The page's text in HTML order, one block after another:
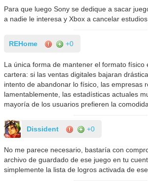
Para que luego Sony se dedique a sacar
a nadie le interesa y Xbox a cancelar
REHome +0
La única forma de mantener el formato físico
cartera: si las ventas digitales bajaran
intento de abandonar lo físico, las empresas
lamentablemente, las estadísticas actuales
mayoría de los usuarios prefieren la
Dissident +0
No me parece necesario, bastaría con
archivo de guardado de ese juego en tu
simplemente la lista de logros activada de ese